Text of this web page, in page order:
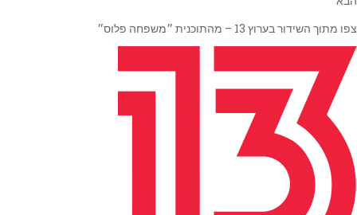
צפו מתוך השידור בערוץ 13 – מהתוכנית ״משפחה פלוס״